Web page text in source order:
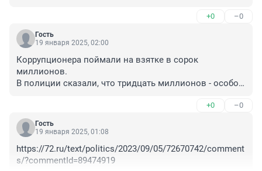
+0 –0
Гость
19 января 2025, 02:00
Коррупционера поймали на взятке в сорок
миллионов.
В полиции сказали, что тридцать миллионов - особо
В прокуратуре заявили, что двадцать пять миллионов
- не такой и крупный размер
В суде заявили, что двадцать миллионов - это совсем
Адвокат доказал, что пятнадцать миллионов - повод
для условного
+0 –0
Гость
19 января 2025, 01:08
https://72.ru/text/politics/2023/09/05/72670742/comment
s/?commentId=89474919